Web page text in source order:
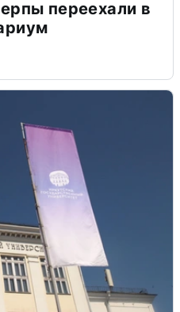
переехали в